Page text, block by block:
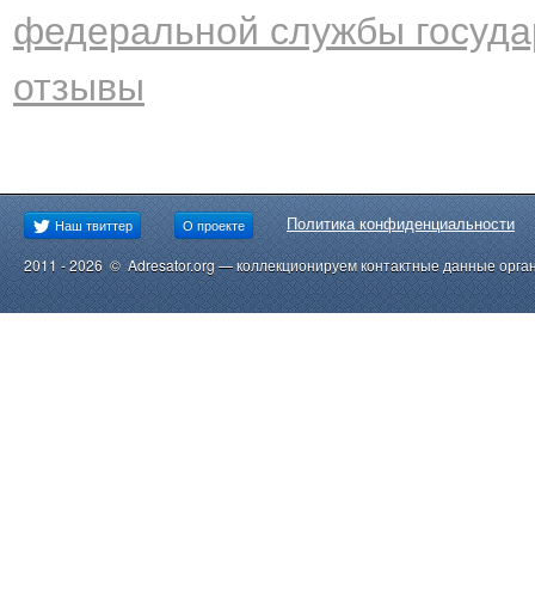
федеральной службы
отзывы
Наш твиттер О проекте Политика конфиденциальности
2011 - 2026 © Adresator.org — коллекционируем контактные данные